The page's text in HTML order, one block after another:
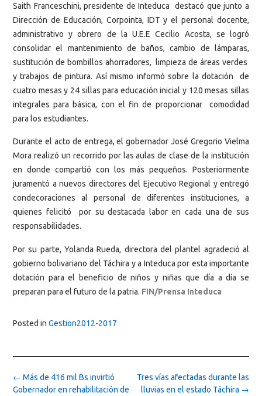
Saith Franceschini, presidente de Inteduca destacó que junto a
Dirección de Educación, Corpointa, IDT y el personal docente,
administrativo y obrero de la U.E.E Cecilio Acosta, se logró
consolidar el mantenimiento de baños, cambio de lámparas,
sustitución de bombillos ahorradores, limpieza de áreas verdes
y trabajos de pintura. Así mismo informó sobre la dotación de
cuatro mesas y 24 sillas para educación inicial y 120 mesas sillas
integrales para básica, con el fin de proporcionar comodidad
para los estudiantes.
Durante el acto de entrega, el gobernador José Gregorio Vielma
Mora realizó un recorrido por las aulas de clase de la institución
en donde compartió con los más pequeños. Posteriormente
juramentó a nuevos directores del Ejecutivo Regional y entregó
condecoraciones al personal de diferentes instituciones, a
quienes felicitó por su destacada labor en cada una de sus
responsabilidades.
Por su parte, Yolanda Rueda, directora del plantel agradeció al
gobierno bolivariano del Táchira y a Inteduca por esta importante
dotación para el beneficio de niños y niñas que día a día se
preparan para el futuro de la patria. FIN/Prensa Inteduca
Posted in Gestion2012-2017
Post
navigation
Tres vías afectadas durante las
lluvias en el estado Táchira →
← Más de 416 mil Bs invirtió
Gobernador en rehabilitación de